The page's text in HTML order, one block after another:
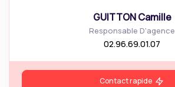
GUITTON Camille
Responsable D'agence
02.96.69.01.07
Contact rapide